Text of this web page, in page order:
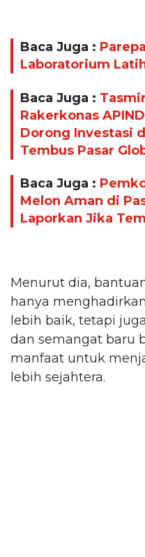
Baca Juga :
Laboratorium
Baca Juga :
Rakerkonas
Dorong Investasi
Tembus Pasar
Baca Juga :
Melon Aman di
Laporkan Jika
Menurut dia,
hanya
lebih baik, tetapi
dan semangat baru
manfaat untuk
lebih sejahtera.